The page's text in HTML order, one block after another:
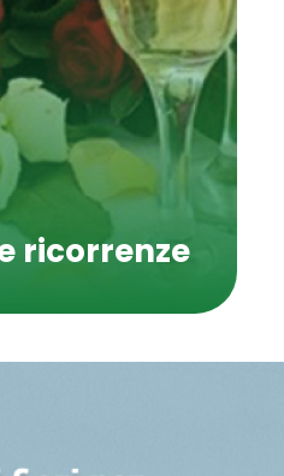
ricorrenze